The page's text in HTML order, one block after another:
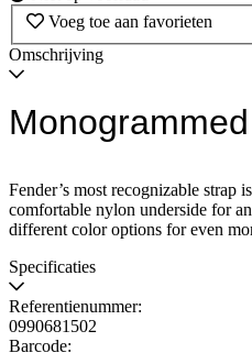
op
voorraad
Voeg toe aan favorieten
Omschrijving
Fender’s most recognizable strap
comfortable nylon underside for
different color options for even
Specificaties
Referentienummer:
0990681502
Barcode: